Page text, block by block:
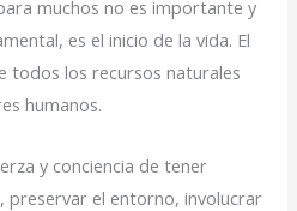
muchos no es importante y
es el inicio de la vida. El
todos los recursos naturales
humanos.
y conciencia de tener
preservar el entorno, involucrar